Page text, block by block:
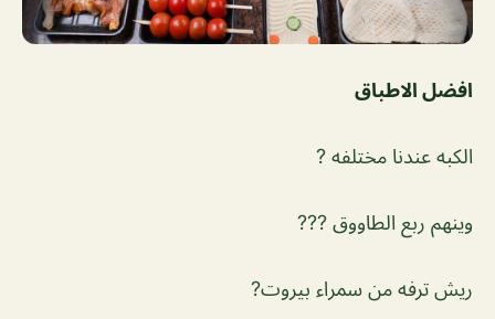
افضل الاطباق
الكبه عندنا مختلفه ?
وينهم ربع الطاووق ???
ريش ترفه من سمراء بيروت?